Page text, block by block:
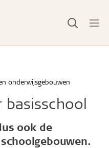
onderwijsgebouwen
basisschool
ook de